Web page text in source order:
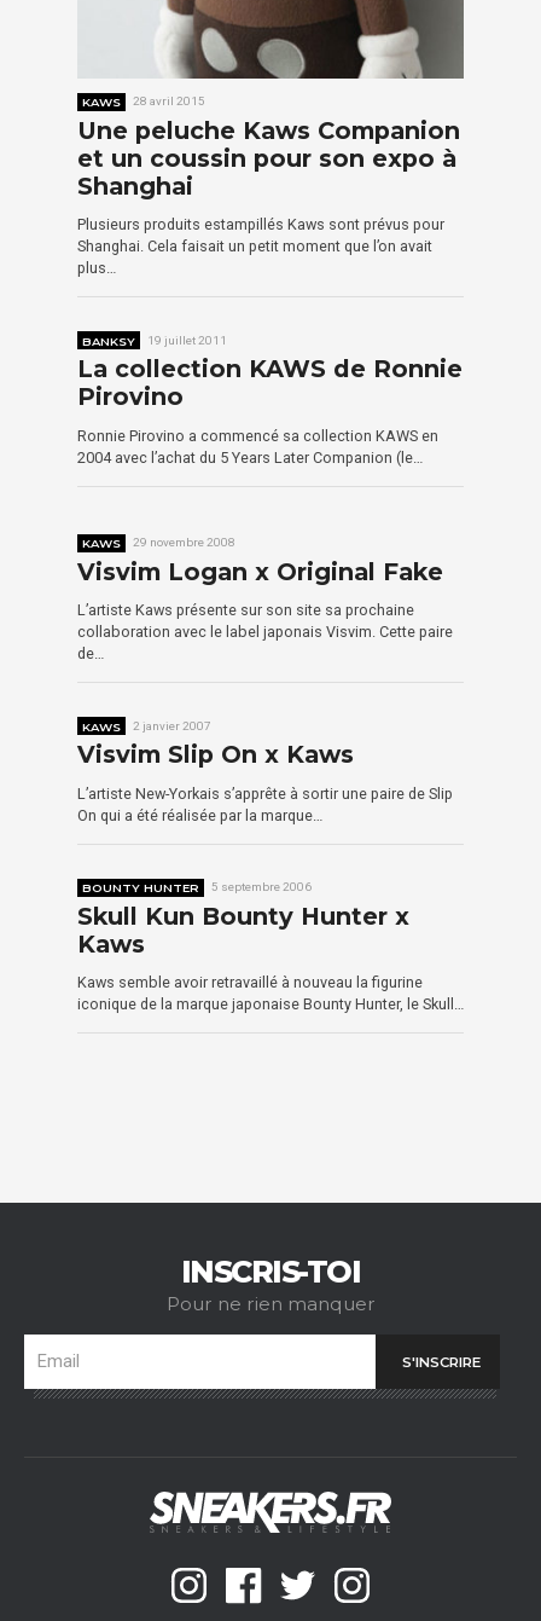
KAWS 28 avril 2015
Une peluche Kaws Companion
et un coussin pour son expo à
Shanghai
Plusieurs produits estampillés Kaws sont prévus pour
Shanghai. Cela faisait un petit moment que l’on avait
plus…
BANKSY 19 juillet 2011
La collection KAWS de Ronnie
Pirovino
Ronnie Pirovino a commencé sa collection KAWS en
2004 avec l’achat du 5 Years Later Companion (le…
KAWS 29 novembre 2008
Visvim Logan x Original Fake
L’artiste Kaws présente sur son site sa prochaine
collaboration avec le label japonais Visvim. Cette paire
de…
KAWS 2 janvier 2007
Visvim Slip On x Kaws
L’artiste New-Yorkais s’apprête à sortir une paire de Slip
On qui a été réalisée par la marque…
BOUNTY HUNTER 5 septembre 2006
Skull Kun Bounty Hunter x
Kaws
Kaws semble avoir retravaillé à nouveau la figurine
iconique de la marque japonaise Bounty Hunter, le Skull…
INSCRIS-TOI
Pour ne rien manquer